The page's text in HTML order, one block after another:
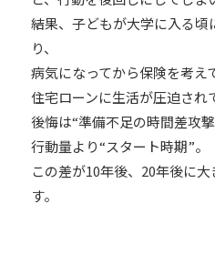
結果、子どもが大学に入る頃
り、
病気になってから保険を考え
住宅ローンに生活が圧迫され
後悔は“準備不足の時間差攻
行動量より“スタート時期”。
この差が10年後、20年後に
す。